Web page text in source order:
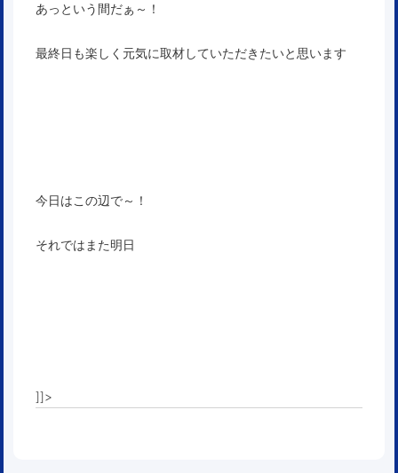
あっという間だぁ～！
最終日も楽しく元気に取材していただきたいと思います
今日はこの辺で～！
それではまた明日
]]>